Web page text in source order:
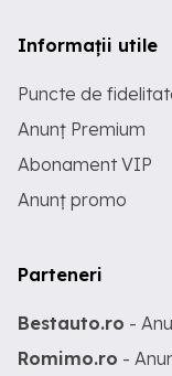
Informații utile
Puncte de
Anunț Premium
Abonament VIP
Anunț promo
Parteneri
Bestauto.ro -
Romimo.ro -